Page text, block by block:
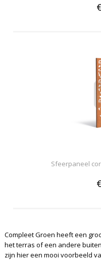
Sfeerpaneel
Compleet Groen heeft een
het terras of een andere
zijn hier een mooi voorbeeld